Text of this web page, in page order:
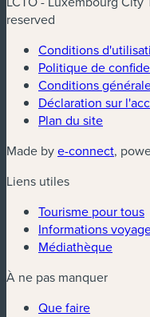
reserved
Conditions
Politique de
Conditions
Déclaration sur
Plan du site
Made bye-connect,
Liens utiles
Tourisme pour tous
Informations
Médiathèque
À ne pas manquer
Que faire